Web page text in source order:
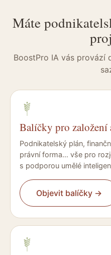
Máte
BoostPro IA vás provází
Balíčky pro založení
Podnikatelský plán,
právní forma… vše pro
s podporou umělé
Objevit balíčky →